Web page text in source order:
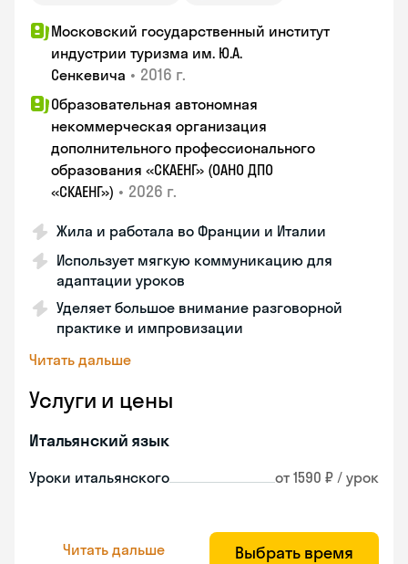
Московский государственный институт
индустрии туризма им. Ю.А.
Сенкевича • 2016 г.
Образовательная автономная
некоммерческая организация
дополнительного профессионального
образования «СКАЕНГ» (ОАНО ДПО
«СКАЕНГ») • 2026 г.
Жила и работала во Франции и Италии
Использует мягкую коммуникацию для
адаптации уроков
Уделяет большое внимание разговорной
практике и импровизации
Читать дальше
Услуги и цены
Итальянский язык
Уроки итальянского от 1590 ₽ / урок
Читать дальше Выбрать время